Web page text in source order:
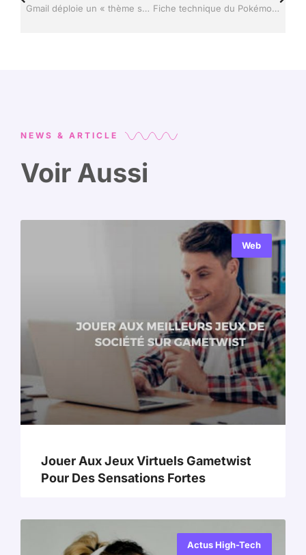
Gmail déploie un « thème sombre » sur les appareils Android et iOS Fiche technique du Pokémon Nymphali .
NEWS & ARTICLE
Voir Aussi
Web
Jouer Aux Jeux Virtuels Gametwist
Pour Des Sensations Fortes
Actus High-Tech